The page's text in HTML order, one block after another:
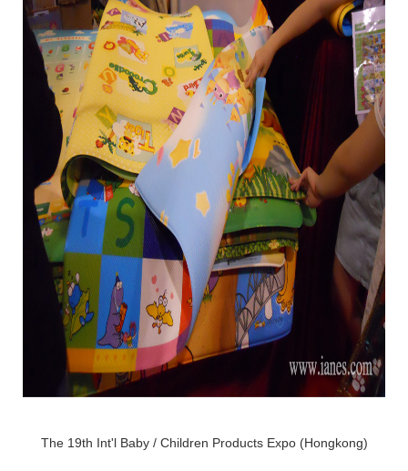
The 19th Int'l Baby / Children Products Expo (Hongkong)